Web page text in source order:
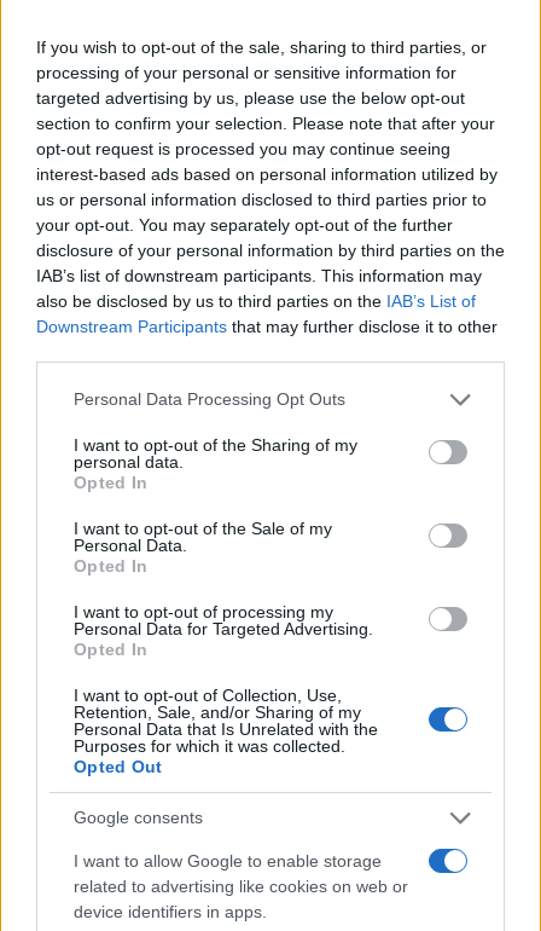
If you wish to opt-out of the sale, sharing to third parties, or
processing of your personal or sensitive information for
targeted advertising by us, please use the below opt-out
section to confirm your selection. Please note that after your
opt-out request is processed you may continue seeing
interest-based ads based on personal information utilized by
us or personal information disclosed to third parties prior to
your opt-out. You may separately opt-out of the further
disclosure of your personal information by third parties on the
IAB’s list of downstream participants. This information may
also be disclosed by us to third parties on the IAB’s List of
Downstream Participants that may further disclose it to other
Please note that this website/app uses one or more Google
not limited to your visit or usage behaviour. You may click to
grant or deny consent to Google and its third-party tags to
use your data for below specified purposes in below Google
consent section.
Personal Data Processing Opt Outs
I want to opt-out of the Sharing of my
personal data.
Opted In
I want to opt-out of the Sale of my
Personal Data.
Opted In
I want to opt-out of processing my
Personal Data for Targeted Advertising.
Opted In
I want to opt-out of Collection, Use,
Retention, Sale, and/or Sharing of my
Personal Data that Is Unrelated with the
Purposes for which it was collected.
Opted Out
Google consents
I want to allow Google to enable storage
related to advertising like cookies on web or
device identifiers in apps.
ανταγωνιστές ήδη από την ίδρυση της Λαϊκής
Δημοκρατίας το 1949. Ωστόσο, η κυριότητα των
ζώων παραμένει στην Κίνα ακόμη και για τα μικρά
που γεννιούνται στο εξωτερικό.
Τα προγράμματα «δανεισμού» συνοδεύονται από
οικονομικούς όρους: οι χώρες υποδοχής
καταβάλλουν, κατά κανόνα, ετήσιο τέλος περίπου 1
εκατ. δολαρίων ανά ζευγάρι, ενώ τα δάνεια
συνήθως έχουν διάρκεια 10 ετών, με συχνές
παρατάσεις. Αυτή τη φορά τα πράγματα
επισπεύδονται.
Η ένταση κλιμακώθηκε μετά τις δηλώσεις της
χώρα θα εμπλακεί στρατιωτικά εάν η Κίνα επιτεθεί
στην Ταϊβάν - θέμα εξαιρετικά ευαίσθητο για το
Πεκίνο, που θεωρεί το αυτοδιοικούμενο νησί
τμήμα της κινεζικής επικράτειας και δεν έχει
αποκλείσει τη χρήση βίας για «επανένωση».
Οι δύο πλευρές, σύμφωνα με το ρεπορτάζ, έχουν
έκτοτε ανταλλάξει πιο σκληρή ρητορική και
κινήσεις, ενώ στις αρχές του μήνα η Κίνα ενίσχυσε
περιορισμούς στις εξαγωγές προϊόντων που
σχετίζονται με τις σπάνιες γαίες προς την Ιαπωνία,
προσθέτοντας έναν ακόμη κρίκο στην αλυσίδα της